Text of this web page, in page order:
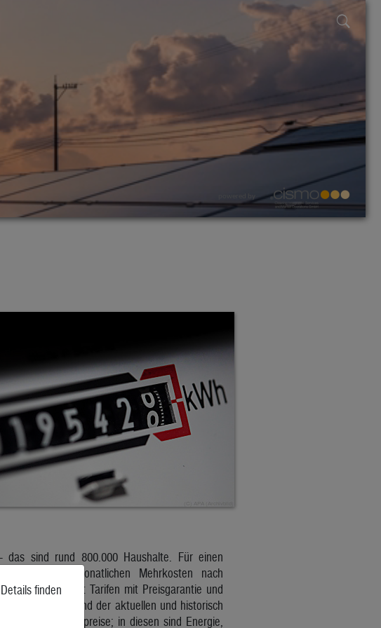
das sind rund 800.000 Haushalte. Für einen
die monatlichen Mehrkosten nach
Abnehmer mit Tarifen mit Preisgarantie und
sind. Aufgrund der aktuellen und historisch
der Gesamtpreise; in diesen sind Energie,
finden